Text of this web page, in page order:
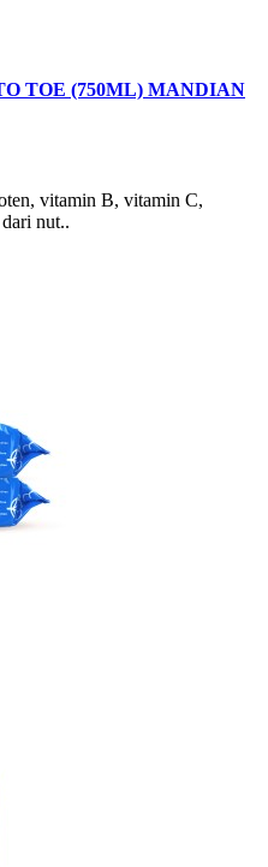
TOE (750ML) MANDIAN
vitamin B, vitamin C,
nut..